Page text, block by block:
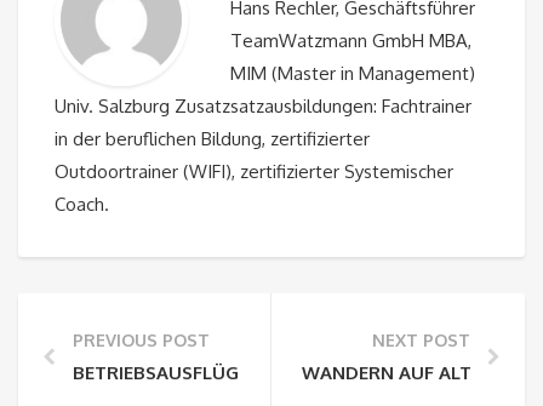
Hans Rechler, Geschäftsführer
TeamWatzmann GmbH MBA,
MIM (Master in Management)
Univ. Salzburg Zusatzsatzausbildungen: Fachtrainer
in der beruflichen Bildung, zertifizierter
Outdoortrainer (WIFI), zertifizierter Systemischer
Coach.
PREVIOUS POST
BETRIEBSAUSFLÜGE NACH MÜNCHEN
NEXT POST
WANDERN AUF ALTEN